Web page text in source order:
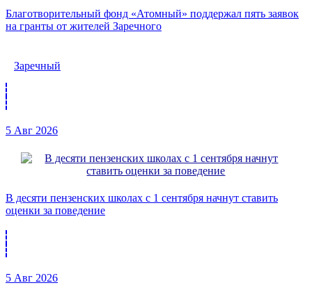
Благотворительный фонд «Атомный» поддержал пять заявок
на гранты от жителей Заречного
Заречный
5 Авг 2026
В десяти пензенских школах с 1 сентября начнут ставить
оценки за поведение
5 Авг 2026